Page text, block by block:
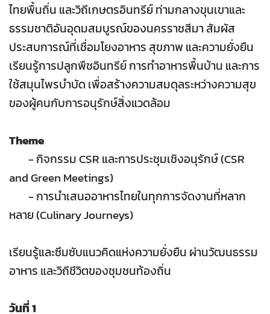
ไทยพื้นถิ่น และวิถีเกษตรอินทรีย์ ท่ามกลางขุนเขาและ
ธรรมชาติอันอุดมสมบูรณ์ของนครราชสีมา สัมผัส
ประสบการณ์ที่เชื่อมโยงอาหาร สุขภาพ และความยั่งยืน
เรียนรู้การปลูกพืชอินทรีย์ การทำอาหารพื้นบ้าน และการ
ใช้สมุนไพรบำบัด เพื่อสร้างความสมดุลระหว่างความสุข
ของผู้คนกับการอนุรักษ์สิ่งแวดล้อม
Theme
- กิจกรรม CSR และการประชุมเชิงอนุรักษ์ (CSR
and Green Meetings)
- การนำเสนออาหารไทยในทุกการจัดงานที่หลาก
หลาย (Culinary Journeys)
เรียนรู้และซึมซับแนวคิดแห่งความยั่งยืน ผ่านวัฒนธรรม
อาหาร และวิถีชีวิตของชุมชนท้องถิ่น
วันที่ 1